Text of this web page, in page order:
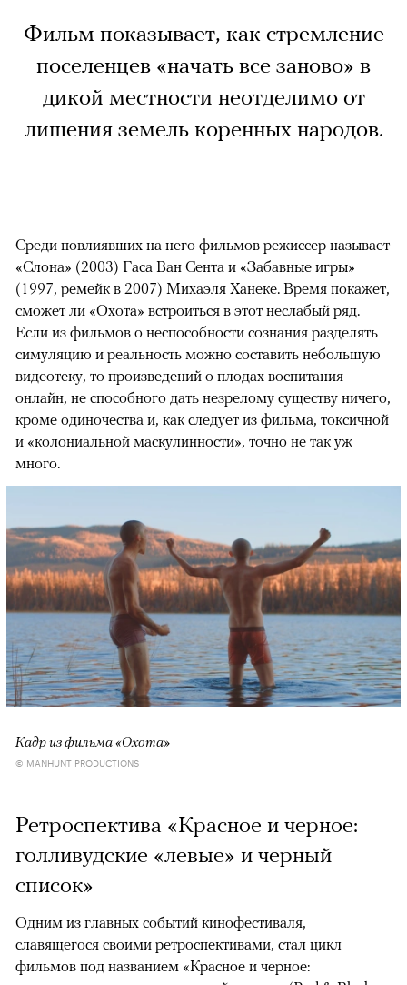
Фильм показывает, как стремление
поселенцев «начать все заново» в
дикой местности неотделимо от
лишения земель коренных народов.
Среди повлиявших на него фильмов режиссер называет
«Слона» (2003) Гаса Ван Сента и «Забавные игры»
(1997, ремейк в 2007) Михаэля Ханеке. Время покажет,
сможет ли «Охота» встроиться в этот неслабый ряд.
Если из фильмов о неспособности сознания разделять
симуляцию и реальность можно составить небольшую
видеотеку, то произведений о плодах воспитания
онлайн, не способного дать незрелому существу ничего,
кроме одиночества и, как следует из фильма, токсичной
и «колониальной маскулинности», точно не так уж
много.
Кадр из фильма «Охота»
© MANHUNT PRODUCTIONS
Ретроспектива «Красное и черное:
голливудские «левые» и черный
список»
Одним из главных событий кинофестиваля,
славящегося своими ретроспективами, стал цикл
фильмов под названием «Красное и черное: